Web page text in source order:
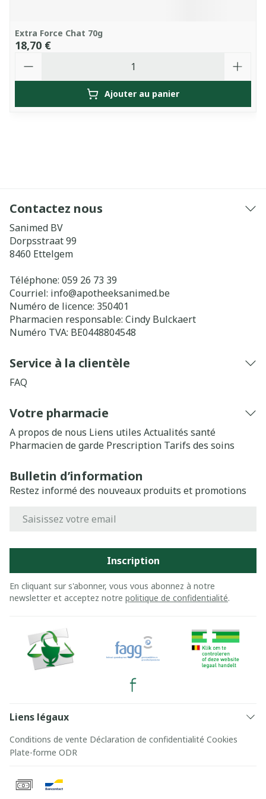
Extra Force Chat 70g
18,70 €
Ajouter au panier
Contactez nous
Sanimed BV
Dorpsstraat 99
8460 Ettelgem
Téléphone: 059 26 73 39
Courriel: info@apotheeksanimed.be
Numéro de licence: 350401
Pharmacien responsable: Cindy Bulckaert
Numéro TVA: BE0448804548
Service à la clientèle
FAQ
Votre pharmacie
A propos de nous Liens utiles Actualités santé
Pharmacien de garde Prescription Tarifs des soins
Bulletin d’information
Restez informé des nouveaux produits et promotions
Inscription
En cliquant sur s'abonner, vous vous abonnez à notre
newsletter et acceptez notre politique de confidentialité.
Liens légaux
Conditions de vente Déclaration de confidentialité Cookies
Plate-forme ODR